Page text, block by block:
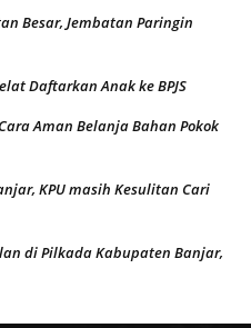
Besar, Jembatan Paringin
Daftarkan Anak ke BPJS
Cara Aman Belanja Bahan Pokok
KPU masih Kesulitan Cari
di Pilkada Kabupaten Banjar,